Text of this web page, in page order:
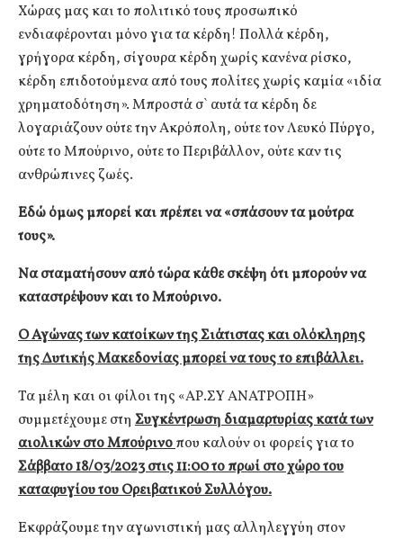
Χώρας μας και το πολιτικό τους προσωπικό
ενδιαφέρονται μόνο για τα κέρδη! Πολλά κέρδη,
γρήγορα κέρδη, σίγουρα κέρδη χωρίς κανένα ρίσκο,
κέρδη επιδοτούμενα από τους πολίτες χωρίς καμία «ιδία
χρηματοδότηση». Μπροστά σ` αυτά τα κέρδη δε
λογαριάζουν ούτε την Ακρόπολη, ούτε τον Λευκό Πύργο,
ούτε το Μπούρινο, ούτε το Περιβάλλον, ούτε καν τις
ανθρώπινες ζωές.
Εδώ όμως μπορεί και πρέπει να «σπάσουν τα μούτρα
τους».
Να σταματήσουν από τώρα κάθε σκέψη ότι μπορούν να
καταστρέψουν και το Μπούρινο.
Ο Αγώνας των κατοίκων της Σιάτιστας και ολόκληρης
της Δυτικής Μακεδονίας μπορεί να τους το επιβάλλει.
Τα μέλη και οι φίλοι της «ΑΡ.ΣΥ ΑΝΑΤΡΟΠΗ»
συμμετέχουμε στη Συγκέντρωση διαμαρτυρίας κατά των
αιολικών στο Μπούρινοπου καλούν οι φορείς για το
Σάββατο 18/03/2023 στις 11:00 το πρωί στο χώρο του
καταφυγίου του Ορειβατικού Συλλόγου.
Εκφράζουμε την αγωνιστική μας αλληλεγγύη στον